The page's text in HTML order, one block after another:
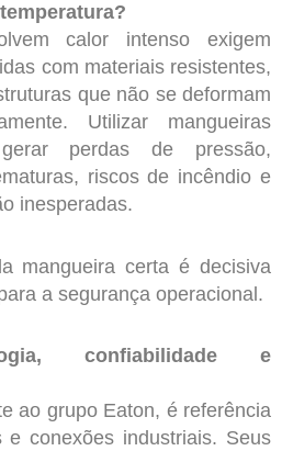
calor intenso exigem
com materiais resistentes,
que não se deformam
Utilizar mangueiras
perdas de pressão,
riscos de incêndio e
inesperadas.
mangueira certa é decisiva
a segurança operacional.
confiabilidade e
ao grupo Eaton, é referência
e conexões industriais. Seus